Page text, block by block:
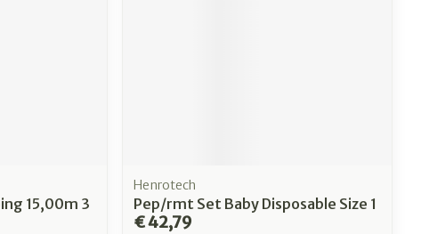
15,00m 3
Henrotech
Pep/rmt Set Baby Disposable Size 1
€ 42,79